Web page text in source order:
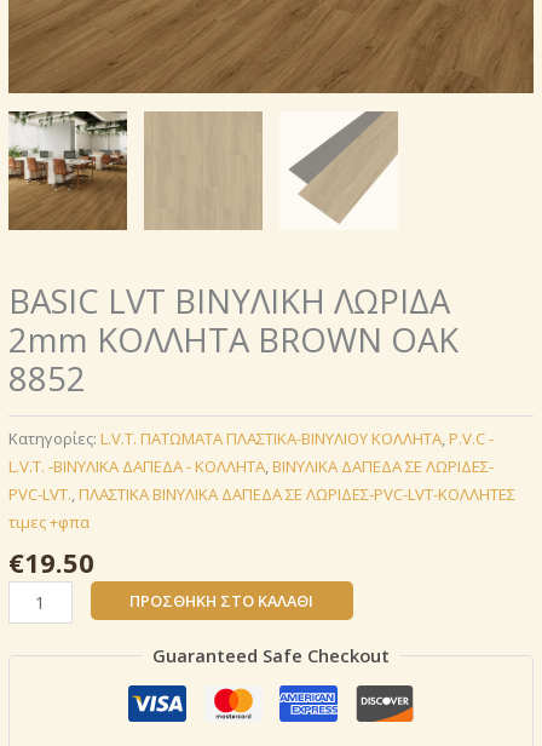
BASIC LVT ΒΙΝΥΛΙΚΗ ΛΩΡΙΔΑ
2mm ΚΟΛΛΗΤΑ BROWN OAK
8852
Κατηγορίες: L.V.T. ΠΑΤΩΜΑΤΑ ΠΛΑΣΤΙΚΑ-ΒΙΝΥΛΙΟΥ ΚΟΛΛΗΤΑ P.V.C -
L.V.T. -ΒΙΝΥΛΙΚΑ ΔΑΠΕΔΑ - ΚΟΛΛΗΤΑ ΒΙΝΥΛΙΚΑ ΔΑΠΕΔΑ ΣΕ ΛΩΡΙΔΕΣ-
PVC-LVT. ΠΛΑΣΤΙΚΑ ΒΙΝΥΛΙΚΑ ΔΑΠΕΔΑ ΣΕ ΛΩΡΙΔΕΣ-PVC-LVT-ΚΟΛΛΗΤΕΣ
τιμες +φπα
€19.50
BASIC
LVT
ΒΙΝΥΛΙΚΗ
ΠΡΟΣΘΉΚΗ ΣΤΟ ΚΑΛΆΘΙ
Guaranteed Safe Checkout